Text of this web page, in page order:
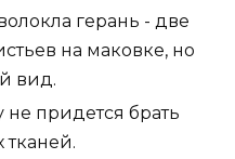
герань - две
на маковке, но
вид.
не придется брать
тканей.